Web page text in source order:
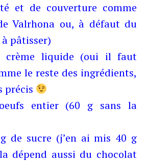
et de couverture comme
Valrhona ou, à défaut du
pâtisser)
crème liquide (oui il faut
le reste des ingrédients,
précis
entier (60 g sans la
de sucre (j’en ai mis 40 g
dépend aussi du chocolat